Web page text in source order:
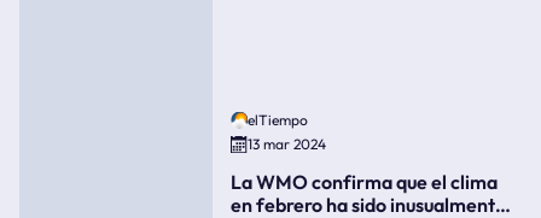
elTiempo
13 mar 2024
La WMO confirma que el clima
en febrero ha sido inusualmente